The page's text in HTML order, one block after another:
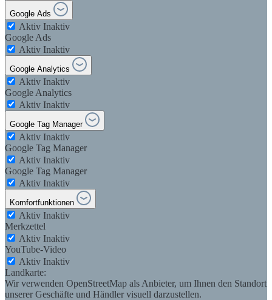
Google Ads
Aktiv Inaktiv
Google Ads
Aktiv Inaktiv
Google Analytics
Aktiv Inaktiv
Google Analytics
Aktiv Inaktiv
Google Tag Manager
Aktiv Inaktiv
Google Tag Manager
Aktiv Inaktiv
Google Tag Manager
Aktiv Inaktiv
Komfortfunktionen
Aktiv Inaktiv
Merkzettel
Aktiv Inaktiv
YouTube-Video
Aktiv Inaktiv
Landkarte:
Wir verwenden OpenStreetMap als Anbieter, um Ihnen den Standort
unserer Geschäfte und Händler visuell darzustellen.